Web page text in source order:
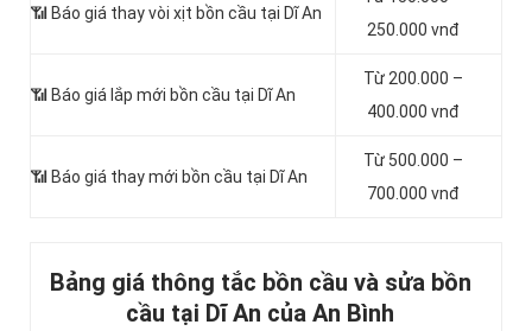
📶 Báo giá thay vòi xịt bồn cầu tại Dĩ An
250.000 vnđ
📶 Báo giá lắp mới bồn cầu tại Dĩ An
Từ 200.000 –
400.000 vnđ
📶 Báo giá thay mới bồn cầu tại Dĩ An
Từ 500.000 –
700.000 vnđ
Bảng giá thông tắc bồn cầu và sửa bồn
cầu tại Dĩ An của An Bình